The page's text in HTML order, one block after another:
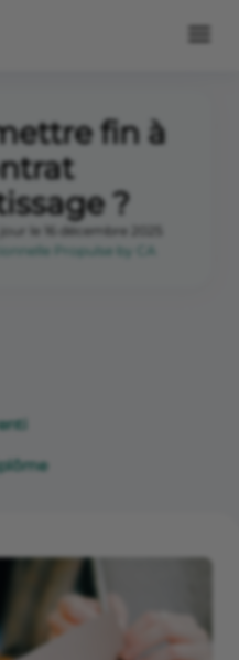
fin à
?
le 16 décembre 2025
Propulse by CA